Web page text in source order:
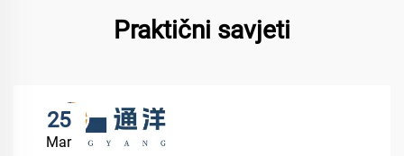
Praktični savjeti
25
Mar